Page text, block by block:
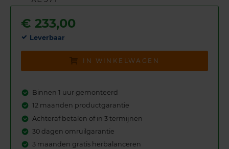
€ 233,00
Leverbaar
IN WINKELWAGEN
Binnen 1 uur gemonteerd
12 maanden productgarantie
Achteraf betalen of in 3 termijnen
30 dagen omruilgarantie
3 maanden gratis herbalanceren